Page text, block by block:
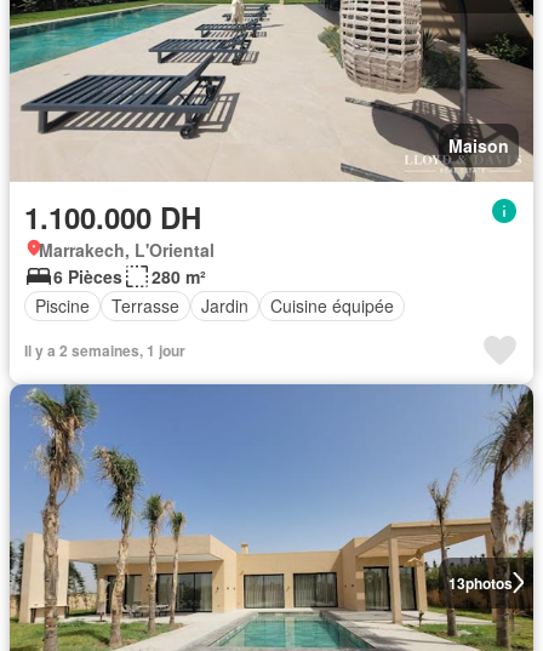
Maison
1.100.000 DH
Marrakech, L'Oriental
6 Pièces
280 m²
Piscine
Terrasse Jardin Cuisine équipée
Il y a 2 semaines, 1 jour
13photos